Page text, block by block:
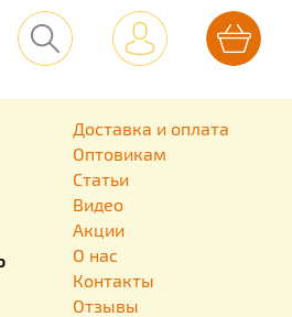
Доставка и оплата
Оптовикам
Статьи
Видео
Акции
О нас
Контакты
Отзывы